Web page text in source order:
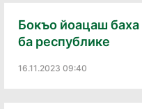
Бокъо йоацаш баха
ба республике
16.11.2023 09:40